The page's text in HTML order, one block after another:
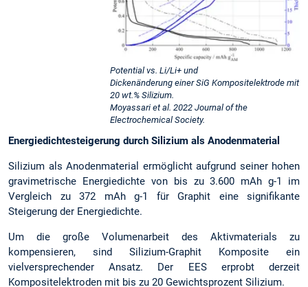
Potential vs. Li/Li+ und
Dickenänderung einer SiG Kompositelektrode mit
20 wt.% Silizium.
Moyassari et al. 2022 Journal of the
Electrochemical Society.
Energiedichtesteigerung durch Silizium als Anodenmaterial
Silizium als Anodenmaterial ermöglicht aufgrund seiner hohen
gravimetrische Energiedichte von bis zu 3.600 mAh g-1 im
Vergleich zu 372 mAh g-1 für Graphit eine signifikante
Steigerung der Energiedichte.
Um die große Volumenarbeit des Aktivmaterials zu
kompensieren, sind Silizium-Graphit Komposite ein
vielversprechender Ansatz. Der EES erprobt derzeit
Kompositelektroden mit bis zu 20 Gewichtsprozent Silizium.